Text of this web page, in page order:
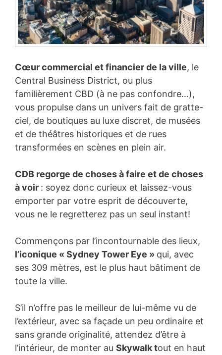
Cœur commercial et financier de la ville, le
Central Business District, ou plus
familièrement CBD (à ne pas confondre…),
vous propulse dans un univers fait de gratte-
ciel, de boutiques au luxe discret, de musées
et de théâtres historiques et de rues
transformées en scènes en plein air.
CDB regorge de choses à faire et de choses
à voir : soyez donc curieux et laissez-vous
emporter par votre esprit de découverte,
vous ne le regretterez pas un seul instant!
Commençons par l’incontournable des lieux,
l’iconique « Sydney Tower Eye » qui, avec
ses 309 mètres, est le plus haut bâtiment de
toute la ville.
S’il n’offre pas le meilleur de lui-même vu de
l’extérieur, avec sa façade un peu ordinaire et
sans grande originalité, attendez d’être à
l’intérieur, de monter au Skywalk tout en haut